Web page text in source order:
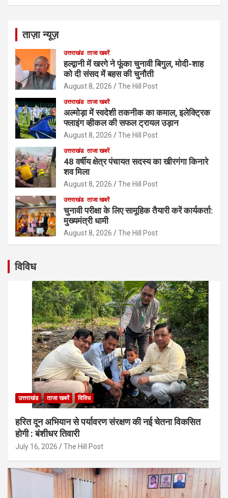
ताज़ा न्यूज़
उत्तराखंड ताजा खबरें
हल्द्वानी में खरगे ने फूंका चुनावी बिगुल, मोदी-शाह
को दी संसद में बहस की चुनौती
August 8, 2026 The Hill Post
उत्तराखंड ताजा खबरें
अल्मोड़ा में स्वदेशी तकनीक का कमाल, इलेक्ट्रिक
फ्लाइंग व्हीकल की सफल ट्रायल उड़ान
August 8, 2026 The Hill Post
उत्तराखंड ताजा खबरें
48 वर्षीय क्षेत्र पंचायत सदस्य का खीरगंगा किनारे
शव मिला
August 8, 2026 The Hill Post
उत्तराखंड ताजा खबरें
चुनावी परीक्षा के लिए सामूहिक तैयारी करें कार्यकर्ता:
मुख्यमंत्री धामी
August 8, 2026 The Hill Post
विविध
उत्तराखंड ताजा खबरें विविध
हरित दून अभियान से पर्यावरण संरक्षण की नई चेतना विकसित
होगी : बंशीधर तिवारी
July 16, 2026 The Hill Post